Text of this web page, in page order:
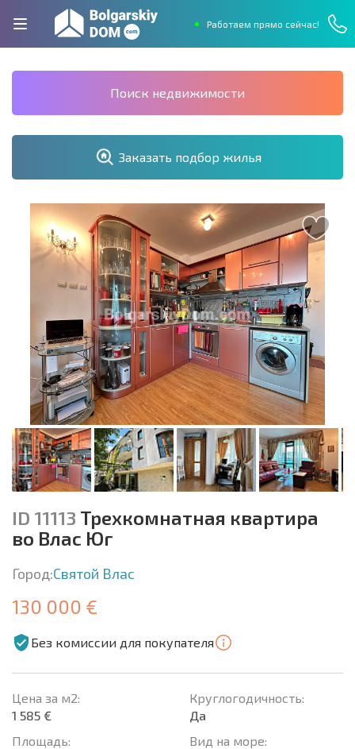
Работаем прямо сейчас!
Поиск недвижимости
Заказать подбор жилья
ID 11113 Трехкомнатная квартира
во Влас Юг
Город:Святой Влас
130 000 €
Без комиссии для покупателя
Цена за м2:
1 585 €
Площадь:
Круглогодичность:
Да
Вид на море: